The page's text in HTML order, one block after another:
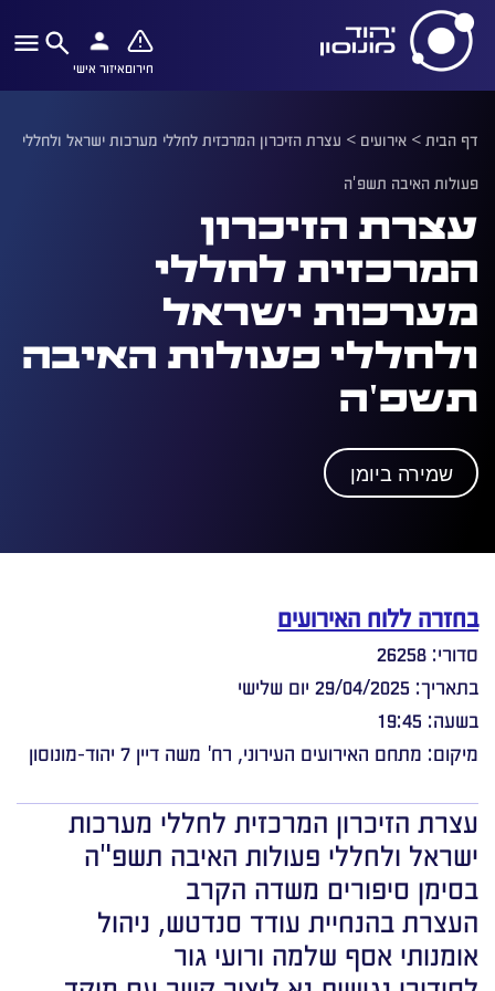
חירוםאיזור אישי
דף הבית> אירועים > עצרת הזיכרון המרכזית לחללי מערכות ישראל ולחללי
פעולות האיבה תשפ'ה
עצרת הזיכרון
המרכזית לחללי
מערכות ישראל
ולחללי פעולות האיבה
תשפ'ה
שמירה ביומן
בחזרה ללוח האירועים
סדורי: 26258
בתאריך: 29/04/2025 יום שלישי
בשעה: 19:45
מיקום: מתחם האירועים העירוני, רח' משה דיין 7 יהוד-מונוסון
עצרת הזיכרון המרכזית לחללי מערכות
ישראל ולחללי פעולות האיבה תשפ"ה
בסימן סיפורים משדה הקרב
העצרת בהנחיית עודד סנדטש, ניהול
אומנותי אסף שלמה ורועי גור